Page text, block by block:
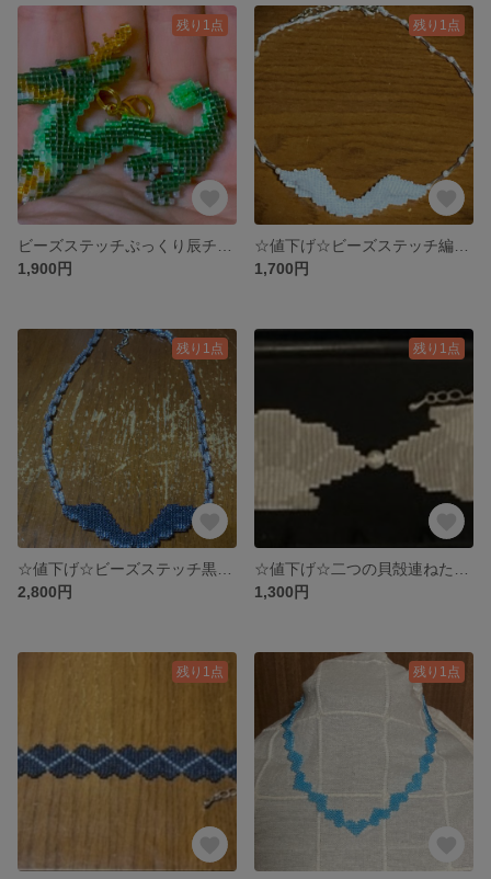
残り1点
1,900円
残り1点
1,700円
残り1点
2,800円
残り1点
1,300円
残り1点 残り1点